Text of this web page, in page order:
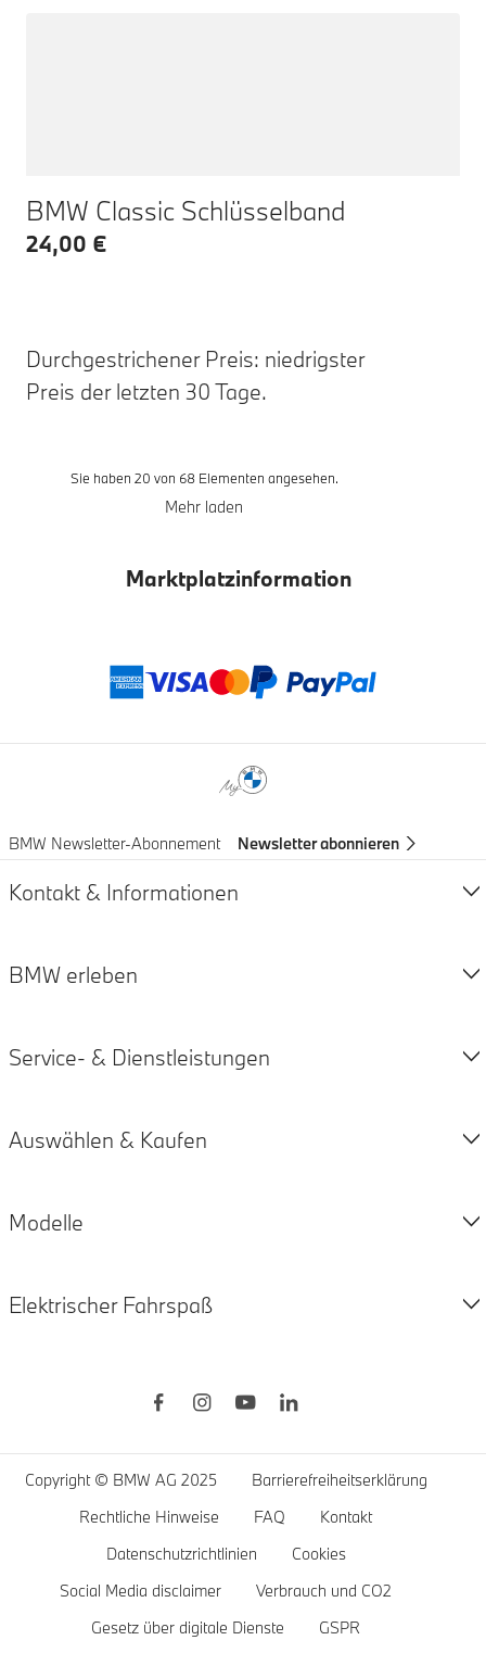
BMW Classic Schlüsselband
24,00 €
Durchgestrichener Preis: niedrigster
Preis der letzten 30 Tage.
Sie haben 20 von 68 Elementen angesehen.
Mehr laden
Marktplatzinformation